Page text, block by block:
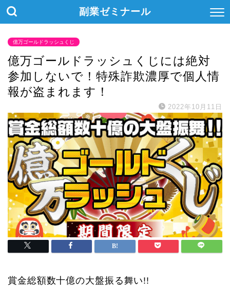
副業ゼミナール
億万ゴールドラッシュくじ
億万ゴールドラッシュくじには絶対
参加しないで！特殊詐欺濃厚で個人情
報が盗まれます！
2022年10月11日
賞金総額数十億の大盤振る舞い!!